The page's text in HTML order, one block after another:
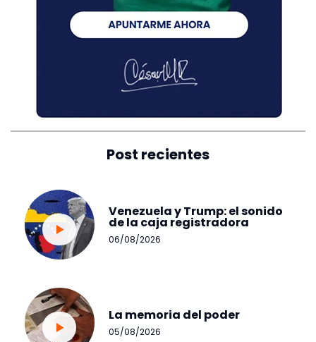
Post recientes
Venezuela y Trump: el sonido
de la caja registradora
06/08/2026
La memoria del poder
05/08/2026